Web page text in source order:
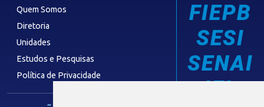
Quem Somos
Diretoria
Unidades
Estudos e Pesquisas
Política de Privacidade
FIEPB
SESI
SENAI
IEL